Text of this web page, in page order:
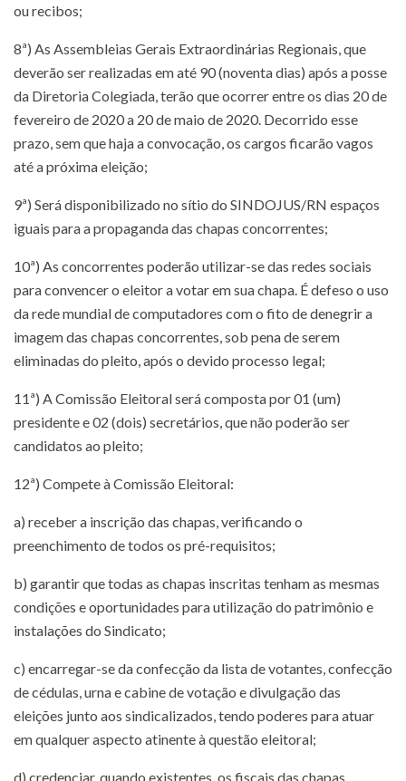
ou recibos;
8ª) As Assembleias Gerais Extraordinárias Regionais, que
deverão ser realizadas em até 90 (noventa dias) após a posse
da Diretoria Colegiada, terão que ocorrer entre os dias 20 de
fevereiro de 2020 a 20 de maio de 2020. Decorrido esse
prazo, sem que haja a convocação, os cargos ficarão vagos
até a próxima eleição;
9ª) Será disponibilizado no sítio do SINDOJUS/RN espaços
iguais para a propaganda das chapas concorrentes;
10ª) As concorrentes poderão utilizar-se das redes sociais
para convencer o eleitor a votar em sua chapa. É defeso o uso
da rede mundial de computadores com o fito de denegrir a
imagem das chapas concorrentes, sob pena de serem
eliminadas do pleito, após o devido processo legal;
11ª) A Comissão Eleitoral será composta por 01 (um)
presidente e 02 (dois) secretários, que não poderão ser
candidatos ao pleito;
12ª) Compete à Comissão Eleitoral:
a) receber a inscrição das chapas, verificando o
preenchimento de todos os pré-requisitos;
b) garantir que todas as chapas inscritas tenham as mesmas
condições e oportunidades para utilização do patrimônio e
instalações do Sindicato;
c) encarregar-se da confecção da lista de votantes, confecção
de cédulas, urna e cabine de votação e divulgação das
eleições junto aos sindicalizados, tendo poderes para atuar
em qualquer aspecto atinente à questão eleitoral;
d) credenciar, quando existentes, os fiscais das chapas,